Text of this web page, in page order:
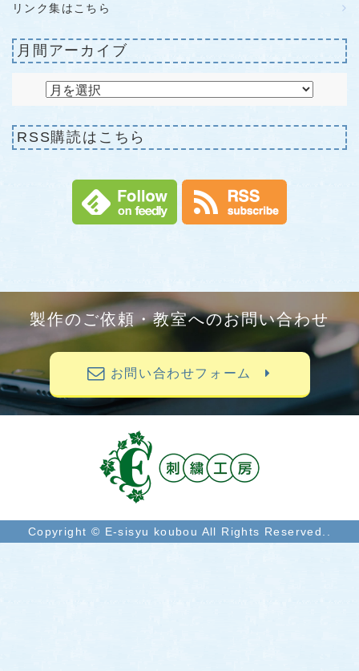
リンク集はこちら
月間アーカイブ
RSS購読はこちら
製作のご依頼・教室へのお問い合わせ
お問い合わせフォーム
Copyright © E-sisyu koubou All Rights Reserved..